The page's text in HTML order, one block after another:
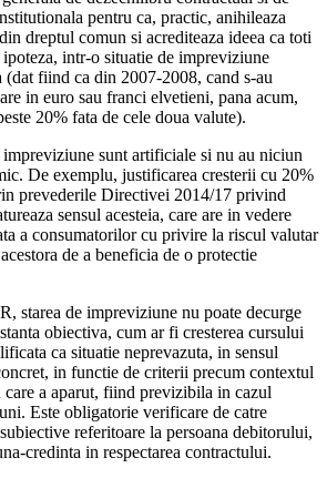
pentru ca, practic, anihileaza
dreptul comun si acrediteaza ideea ca toti
intr-o situatie de impreviziune
(dat fiind ca din 2007-2008, cand s-au
in euro sau franci elvetieni, pana acum,
20% fata de cele doua valute).
sunt artificiale si nu au niciun
De exemplu, justificarea cresterii cu 20%
prevederile Directivei 2014/17 privind
sensul acesteia, care are in vedere
a consumatorilor cu privire la riscul valutar
de a beneficia de o protectie
starea de impreviziune nu poate decurge
obiectiva, cum ar fi cresterea cursului
ca situatie neprevazuta, in sensul
in functie de criterii precum contextul
care a aparut, fiind previzibila in cazul
Este obligatorie verificare de catre
referitoare la persoana debitorului,
credinta in respectarea contractului.